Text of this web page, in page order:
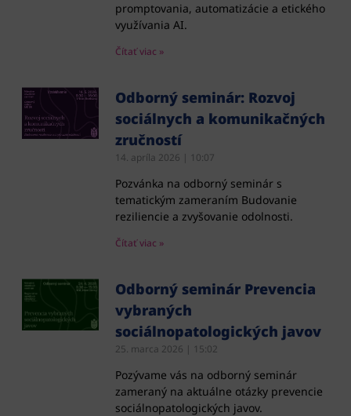
promptovania, automatizácie a etického
využívania AI.
Čítať viac »
Odborný seminár: Rozvoj
sociálnych a komunikačných
zručností
14. apríla 2026 10:07
Pozvánka na odborný seminár s
tematickým zameraním Budovanie
reziliencie a zvyšovanie odolnosti.
Čítať viac »
Odborný seminár Prevencia
vybraných
sociálnopatologických javov
25. marca 2026 15:02
Pozývame vás na odborný seminár
zameraný na aktuálne otázky prevencie
sociálnopatologických javov.